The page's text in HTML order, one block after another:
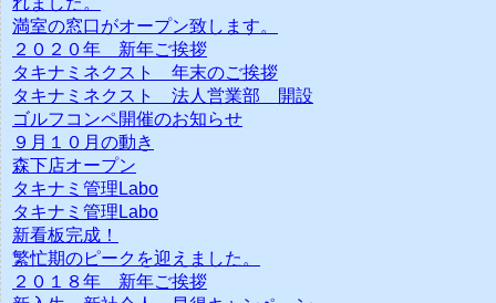
満室の窓口がオープン致します。
２０２０年 新年ご挨拶
タキナミネクスト 年末のご挨拶
タキナミネクスト 法人営業部 開設
ゴルフコンペ開催のお知らせ
９月１０月の動き
森下店オープン
タキナミ管理Labo
タキナミ管理Labo
新看板完成！
繁忙期のピークを迎えました。
２０１８年 新年ご挨拶